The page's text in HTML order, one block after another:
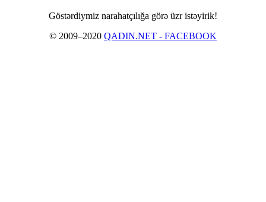
Göstərdiymiz narahatçılığa görə üzr istəyirik!
© 2009–2020 QADIN.NET - FACEBOOK